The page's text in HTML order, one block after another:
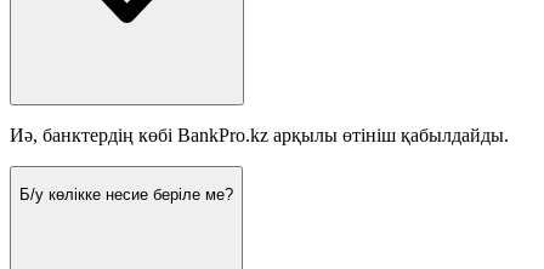
Иә, банктердің көбі BankPro.kz арқылы өтініш қабылдайды.
Б/у көлікке несие беріле ме?